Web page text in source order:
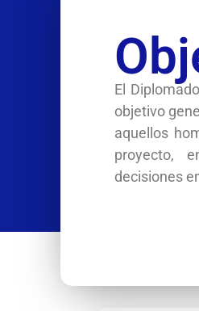
El
objetivo
aquellos
proyecto,
decisiones